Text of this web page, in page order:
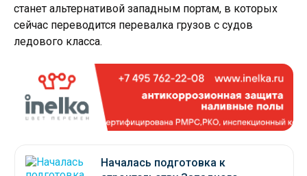
станет альтернативой западным портам, в которых
сейчас переводится перевалка грузов с судов
ледового класса.
Началась подготовка к